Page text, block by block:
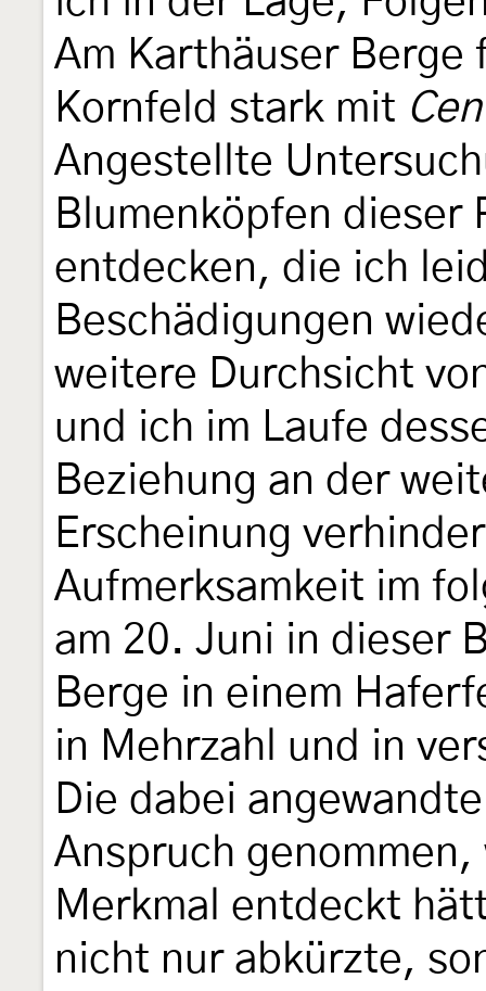
Am Karthäuser Berge
Kornfeld stark mit
Angestellte
Blumenköpfen dieser
entdecken, die ich
Beschädigungen
weitere Durchsicht
und ich im Laufe
Beziehung an der
Erscheinung
Aufmerksamkeit im
am 20. Juni in dieser
Berge in einem
in Mehrzahl und in
Die dabei
Anspruch
Merkmal entdeckt
nicht nur abkürzte,